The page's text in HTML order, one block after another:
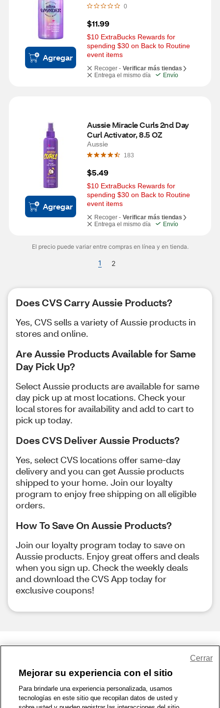
Agregar
0
$11.99
$10 ExtraBucks Rewards for
spending $30 on Back to Routine
event items
Recoger - Verificar más tiendas
Entrega el mismo día
Envío
Agregar
Aussie Miracle Curls 2nd Day
Curl Activator, 8.5 OZ
Aussie
183
$5.49
$10 ExtraBucks Rewards for
spending $30 on Back to Routine
event items
Recoger - Verificar más tiendas
Entrega el mismo día
Envío
El precio puede variar entre compras en línea y en tienda.
1 2
Does CVS Carry Aussie Products?
Yes, CVS sells a variety of Aussie products in
stores and online.
Are Aussie Products Available for Same
Day Pick Up?
Select Aussie products are available for same
day pick up at most locations. Check your
local stores for availability and add to cart to
pick up today.
Does CVS Deliver Aussie Products?
Yes, select CVS locations offer same-day
delivery and you can get Aussie products
shipped to your home. Join our loyalty
program to enjoy free shipping on all eligible
orders.
How To Save On Aussie Products?
Join our loyalty program today to save on
Aussie products. Enjoy great offers and deals
when you sign up. Check the weekly deals
and download the CVS App today for
exclusive coupons!
1-800-679-9691 | Contáctenos | Términos de Uso | Accesibilidad
Política de Privacidad | WA Privacy Policy | Mapa del sitio
Mejorar su experiencia con el sitio
Para brindarle una experiencia personalizada, usamos
tecnologías en este sitio que recopilan datos de usted y
Cerrar